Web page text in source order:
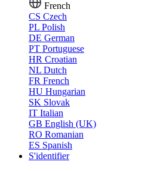
French
CS Czech
PL Polish
DE German
PT Portuguese
HR Croatian
NL Dutch
FR French
HU Hungarian
SK Slovak
IT Italian
GB English (UK)
RO Romanian
ES Spanish
S'identifier